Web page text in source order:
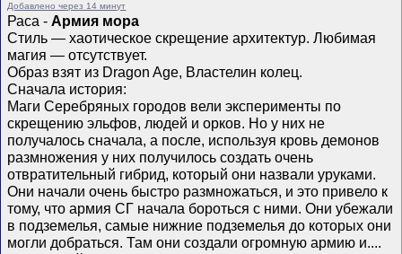
Добавлено через 14 минут
Раса -Армия мора
Стиль — хаотическое скрещение архитектур. Любимая
магия — отсутствует.
Образ взят из Dragon Age, Властелин колец.
Сначала история:
Маги Серебряных городов вели эксперименты по
скрещению эльфов, людей и орков. Но у них не
получалось сначала, а после, используя кровь демонов
размножения у них получилось создать очень
отвратительный гибрид, который они назвали уруками.
Они начали очень быстро размножаться, и это привело к
тому, что армия СГ начала бороться с ними. Они убежали
в подземелья, самые нижние подземелья до которых они
могли добраться. Там они создали огромную армию и....